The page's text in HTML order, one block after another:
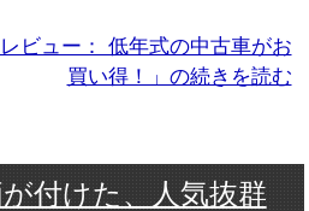
ビュー： 低年式の中古車がお
買い得！」の続きを読む
付けた、人気抜群